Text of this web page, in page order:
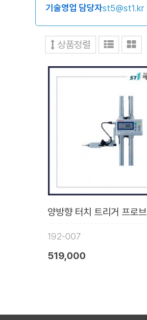
기술영업 담당자st5@st1.kr
상품정렬
양방향 터치 트리거 프로브
192-007
519,000